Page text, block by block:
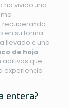
ha vivido una
recuperando
en su forma
llevado a una
de hoja
aditivos que
experiencia
entera?